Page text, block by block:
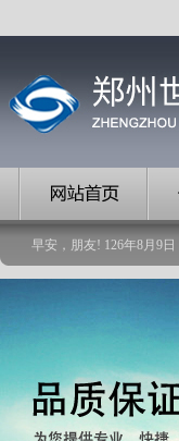
早安，朋友! 126年8月 9 日